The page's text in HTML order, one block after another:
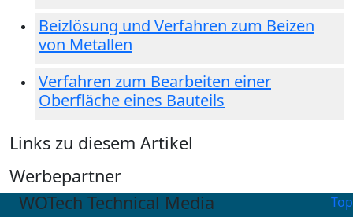
Beizlösung und Verfahren zum Beizen
von Metallen
Verfahren zum Bearbeiten einer
Oberfläche eines Bauteils
Links zu diesem Artikel
Werbepartner
Top
WOTech Technical Media